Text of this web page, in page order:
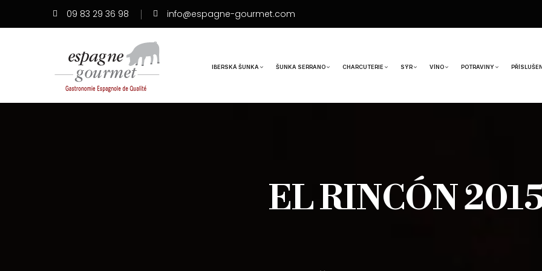
09 83 29 36 98 info@espagne-gourmet.com
IBERSKÁ ŠUNKA ŠUNKA SERRANO CHARCUTERIE SÝR VÍNO POTRAVINY
EL RINCÓN